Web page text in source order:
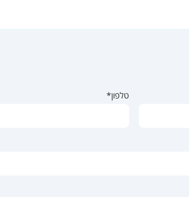
טלפון*